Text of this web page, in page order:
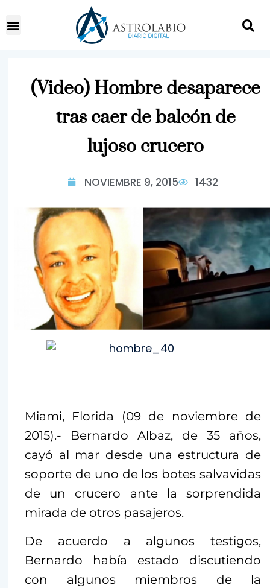
(Video) Hombre desaparece
tras caer de balcón de
lujoso crucero
NOVIEMBRE 9, 2015 1432
Miami, Florida (09 de noviembre de
2015).- Bernardo Albaz, de 35 años,
cayó al mar desde una estructura de
soporte de uno de los botes salvavidas
de un crucero ante la sorprendida
mirada de otros pasajeros.
De acuerdo a algunos testigos,
Bernardo había estado discutiendo
con algunos miembros de la